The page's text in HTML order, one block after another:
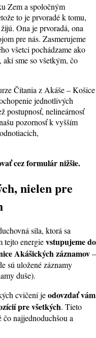
Zem a spoločným
to je prvoradé k tomu,
Ona je prvoradá, ona
pre nás. Zasmerujeme
všetci pochádzame ako
sme so všetkým, čo
Čítania z Akáše – Košice
jednotlivých
postupnosť, nelineárnosť
pozornosť k vyšším
cez formulár nižšie.
nielen pre
sila, ktorá sa
tejto energievstupujeme do
Akášických záznamov–
sú uložené záznamy
duše).
cvičení jeodovzdať vám
pre všetkých. Tieto
najjednoduchšou a